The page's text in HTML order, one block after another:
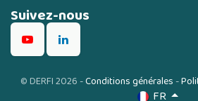
Suivez-nous
©DERFI 2026-Conditions générales-
FR